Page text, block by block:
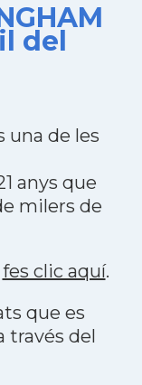
del
una de les
anys que
milers de
fes clic aquí.
que es
través del